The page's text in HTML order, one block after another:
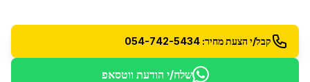
קבל/י הצעת מחיר: 054-742-5434
שלח/י הודעת ווטסאפ